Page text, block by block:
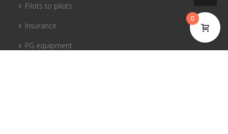
Pilots to pilots
Insurance
PG equipment
0